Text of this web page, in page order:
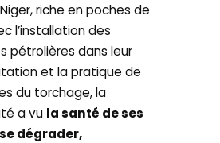
riche en poches de
l’installation des
pétrolières dans leur
et la pratique de
du torchage, la
a vu la santé de ses
dégrader,